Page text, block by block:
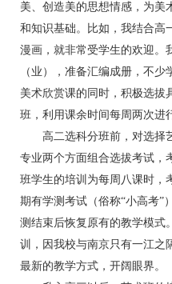
美、创造美的思想情感，为美
和知识基础。比如，我结合高
漫画，就非常受学生的欢迎。
（业），准备汇编成册，不
美术欣赏课的同时，积极选拔
班，利用课余时间每周两次进
高二选科分班前，对选择
专业两个方面组合选拔考试，
班学生的培训为每周八课时，
期有学测考试（俗称“小高考”
测结束后恢复原有的教学模式
训，因我校与南京只有一江之
最新的教学方式，开阔眼界。